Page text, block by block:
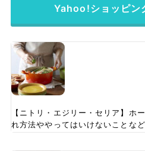
Yahoo!ショッピン
【ニトリ・エジリー・セリア】
れ方法ややってはいけないことな